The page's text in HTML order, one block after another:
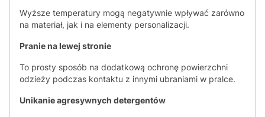
Wyższe temperatury mogą negatywnie wpływać zarówno
na materiał, jak i na elementy personalizacji.
Pranie na lewej stronie
To prosty sposób na dodatkową ochronę powierzchni
odzieży podczas kontaktu z innymi ubraniami w pralce.
Unikanie agresywnych detergentów